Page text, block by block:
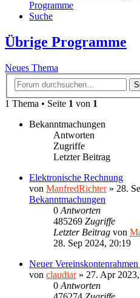
Programme
Suche
Übrige Programme
Neues Thema
1 Thema • Seite 1 von 1
Bekanntmachungen
Antworten
Zugriffe
Letzter Beitrag
Elektronische Rechnung
von ManfredRichter» 28.
Bekanntmachungen
0 Antworten
485269 Zugriffe
Letzter Beitrag von
28. Sep 2024, 20:19
Neuer
von claudiar» 27. Apr
0 Antworten